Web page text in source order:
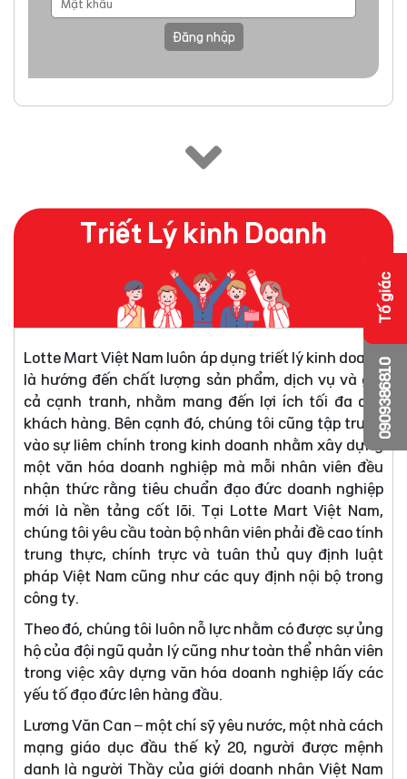
Đăng nhập
Triết Lý kinh Doanh
Lotte Mart Việt Nam luôn áp dụng triết lý kinh doanh
là hướng đến chất lượng sản phẩm, dịch vụ và giá
cả cạnh tranh, nhằm mang đến lợi ích tối đa cho
khách hàng. Bên cạnh đó, chúng tôi cũng tập trung
vào sự liêm chính trong kinh doanh nhằm xây dựng
một văn hóa doanh nghiệp mà mỗi nhân viên đều
nhận thức rằng tiêu chuẩn đạo đức doanh nghiệp
mới là nền tảng cốt lõi. Tại Lotte Mart Việt Nam,
chúng tôi yêu cầu toàn bộ nhân viên phải đề cao tính
trung thực, chính trực và tuân thủ quy định luật
pháp Việt Nam cũng như các quy định nội bộ trong
công ty.
Theo đó, chúng tôi luôn nỗ lực nhằm có được sự ủng
hộ của đội ngũ quản lý cũng như toàn thể nhân viên
trong việc xây dựng văn hóa doanh nghiệp lấy các
yếu tố đạo đức lên hàng đầu.
Lương Văn Can – một chí sỹ yêu nước, một nhà cách
mạng giáo dục đầu thế kỷ 20, người được mệnh
danh là người Thầy của giới doanh nhân Việt Nam
0909386810
Tố giác